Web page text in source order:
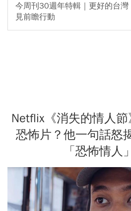
今周刊30週年特輯｜更好的台
見前瞻行動
Netflix《消失的情人
恐怖片？他一句話怒
「恐怖情人